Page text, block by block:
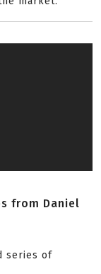
from Daniel
series of